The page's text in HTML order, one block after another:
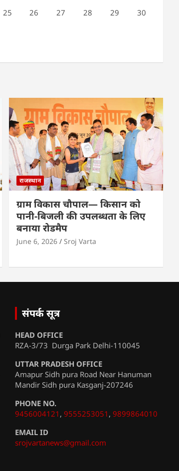
25 26 27 28 29
30
राजस्थान
ग्राम विकास चौपाल— किसान को
पानी-बिजली की उपलब्धता के लिए
बनाया रोडमैप
June 6, 2026 Sroj Varta
संपर्क सूत्र
HEAD OFFICE
RZA-3/73 Durga Park Delhi-110045
UTTAR PRADESH OFFICE
Amapur Sidh pura Road Near Hanuman
Mandir Sidh pura Kasganj-207246
PHONE NO.
9456004121 , 9555253051 , 9899864010
EMAIL ID
srojvartanews@gmail.com